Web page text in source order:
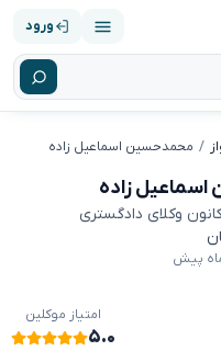
ورود
محمدحسین اسماعیل زاده
زاده
وکلای دادگستری
امتیاز موکلین
۵.۰